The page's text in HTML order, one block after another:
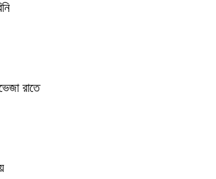
রাতে